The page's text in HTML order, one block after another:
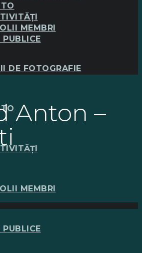
DE FOTOGRAFIE
MEMBRI
PUBLICE
MEMBRI
PUBLICE
Anton –